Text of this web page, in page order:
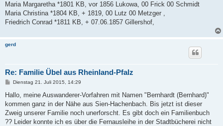
Maria Margaretha *1801 KB, vor 1856 Lukowa, 00 Frick 00 Schmidt
Maria Christina *1804 KB, + 1819, 00 Lutz 00 Metzger ,
Friedrich Conrad *1811 KB, + 07.06.1857 Gillershof,
gerd
Re: Familie Übel aus Rheinland-Pfalz
B
i
r
a
Dienstag 21. Juli 2015, 14:29
Hallo, meine Auswanderer-Vorfahren mit Namen "Bernhardt (Bernhard)"
kommen ganz in der Nähe aus Sien-Hachenbach. Bis jetzt ist dieser
Zweig unserer Familie noch unerforscht. Es gibt doch ein Familienbuch
?? Leider konnte ich es über die Fernausleihe in der Stadtbücherei nicht